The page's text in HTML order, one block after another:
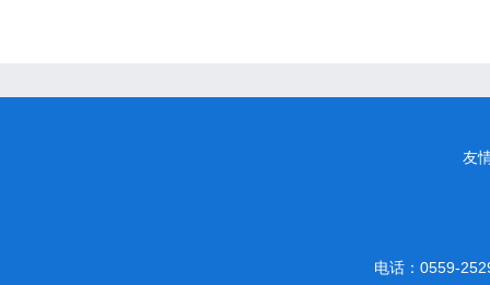
友
电话：0559-